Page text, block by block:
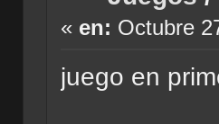
« en: Octubre
juego en